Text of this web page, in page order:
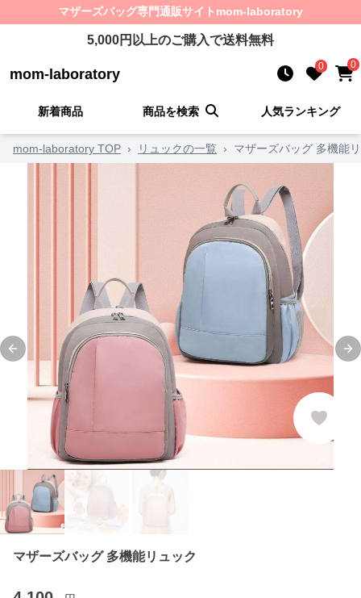
マザーズバッグ専門通販サイト mom-laboratory
5,000円以上のご購入で送料無料
mom-laboratory 0 0
新着商品 商品を検索 人気ランキング
mom-laboratory TOP › リュックの一覧 › マザーズバッグ 多機能
Previous slide
マザーズバッグ 多機能リュック